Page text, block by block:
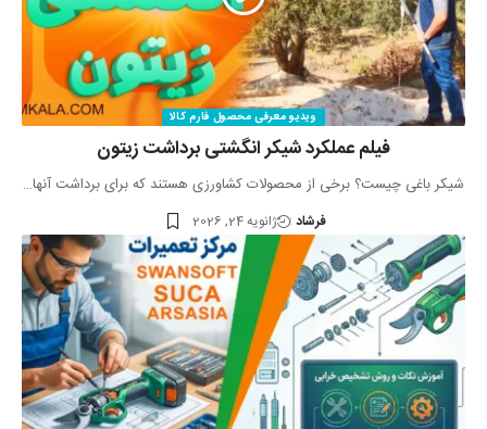
ویدیو معرفی محصول فارم کالا
فیلم عملکرد شیکر انگشتی برداشت زیتون
شیکر باغی چیست؟ برخی از محصولات کشاورزی هستند که برای برداشت آنها…
فرشاد ژانویه 24, 2026